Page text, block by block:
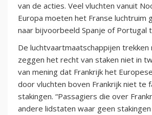
van de acties. Veel vluchten vanuit
Europa moeten het Franse luchtruim
naar bijvoorbeeld Spanje of Portugal
De luchtvaartmaatschappijen trekken
zeggen het recht van staken niet in
van mening dat Frankrijk het
door vluchten boven Frankrijk niet te
stakingen. “Passagiers die over
andere lidstaten waar geen